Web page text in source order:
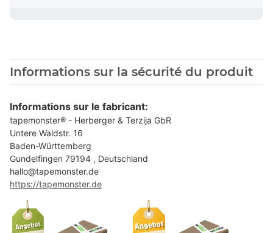
Informations sur la sécurité du produit
Informations sur le fabricant:
tapemonster® - Herberger & Terzija GbR
Untere Waldstr. 16
Baden-Württemberg
Gundelfingen 79194 , Deutschland
hallo@tapemonster.de
https://tapemonster.de